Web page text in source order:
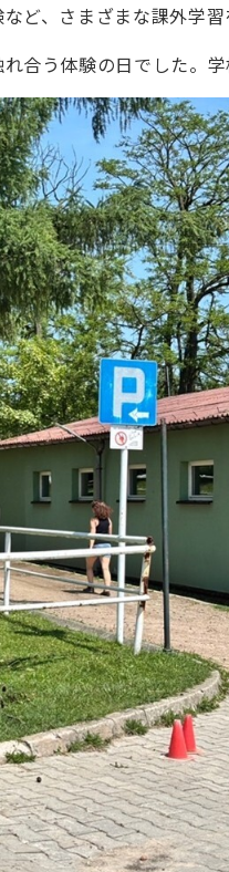
ど、さまざまな課外学習
合う体験の日でした。